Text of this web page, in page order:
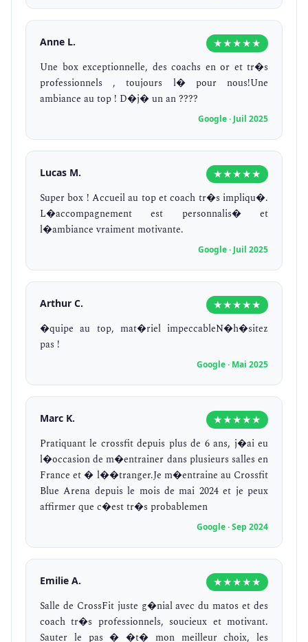
Anne L. ★★★★★
Une box exceptionnelle, des coachs en or et tr�s
professionnels , toujours l� pour nous!Une
ambiance au top ! D�j� un an ????
Google · Juil 2025
Lucas M. ★★★★★
Super box ! Accueil au top et coach tr�s impliqu�.
L�accompagnement est personnalis� et
l�ambiance vraiment motivante.
Google · Juil 2025
Arthur C. ★★★★★
�quipe au top, mat�riel impeccableN�h�sitez
pas !
Google · Mai 2025
Marc K. ★★★★★
Pratiquant le crossfit depuis plus de 6 ans, j�ai eu
l�occasion de m�entrainer dans plusieurs salles en
France et � l��tranger.Je m�entraine au Crossfit
Blue Arena depuis le mois de mai 2024 et je peux
affirmer que c�est tr�s probablemen
Google · Sep 2024
Emilie A. ★★★★★
Salle de CrossFit juste g�nial avec du matos et des
coach tr�s professionnels, soucieux et motivant.
Sauter le pas � �t� mon meilleur choix, les